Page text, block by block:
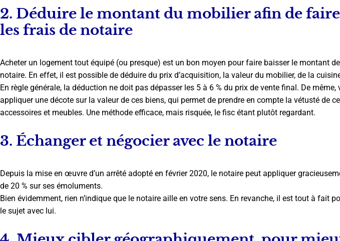
2. Déduire le montant du mobilier afin de
les frais de notaire
Acheter un logement tout équipé (ou presque) est un bon moyen pour faire baisser le montant
notaire. En effet, il est possible de déduire du prix d’acquisition, la valeur du mobilier, de la
En règle générale, la déduction ne doit pas dépasser les 5 à 6 % du prix de vente final. De même,
appliquer une décote sur la valeur de ces biens, qui permet de prendre en compte la vétusté de
accessoires et meubles. Une méthode efficace, mais risquée, le fisc étant plutôt regardant.
3. Échanger et négocier avec le notaire
Depuis la mise en œuvre d’un arrêté adopté en février 2020, le notaire peut appliquer
de 20 % sur ses émoluments.
Bien évidemment, rien n’indique que le notaire aille en votre sens. En revanche, il est tout à fait
le sujet avec lui.